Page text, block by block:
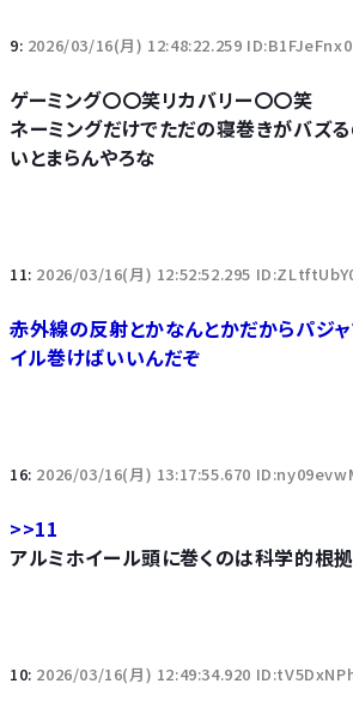
9: 2026/03/16(月) 12:48:22.259 ID:B1FJeFnx0
ゲーミング〇〇笑リカバリー〇〇笑
ネーミングだけでただの寝巻きがバズ
いとまらんやろな
11: 2026/03/16(月) 12:52:52.295
赤外線の反射とかなんとかだからパジ
イル巻けばいいんだぞ
16: 2026/03/16(月) 13:17:55.670
>>11
アルミホイール頭に巻くのは科学的根
10: 2026/03/16(月) 12:49:34.920